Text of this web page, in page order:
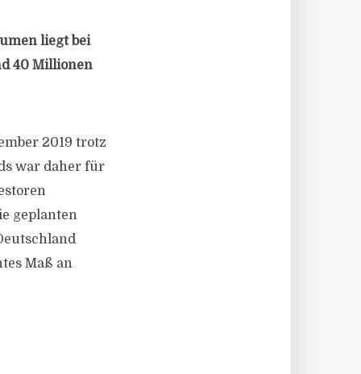
liegt bei
40 Millionen
2019 trotz
war daher für
geplanten
Maß an